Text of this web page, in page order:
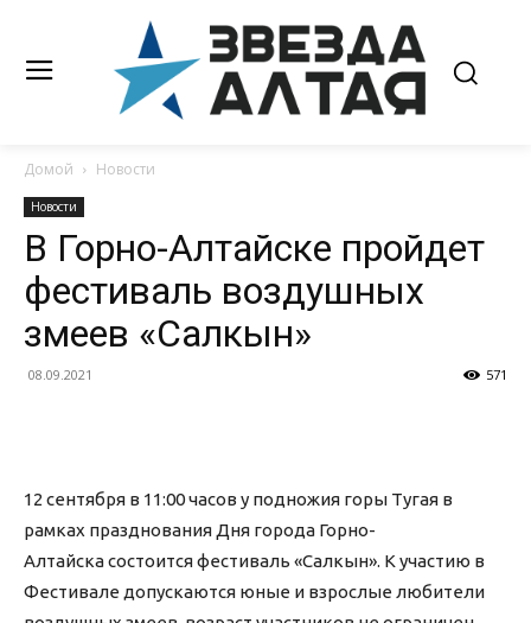
Домой Новости
Новости
В Горно-Алтайске пройдет
фестиваль воздушных
змеев «Салкын»
08.09.2021 571
12 сентября в 11:00 часов у подножия горы Тугая в
рамках празднования Дня города Горно-
Алтайска состоится фестиваль «Салкын». К участию в
Фестивале допускаются юные и взрослые любители